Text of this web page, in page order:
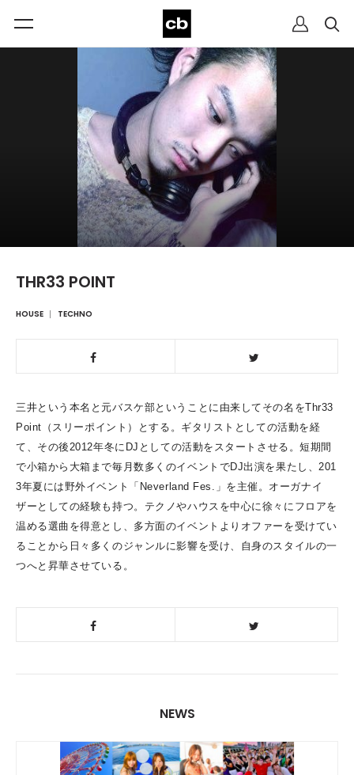
THR33 POINT
HOUSE TECHNO
三井という本名と元バスケ部ということに由来してその名をThr33
Point（スリーポイント）とする。 ギタリストとしての活動を経
て、 その後2012年冬にDJとしての活動をスタートさせる。短期間
で小箱から大箱まで毎月数多くのイベントでDJ出演を果た し、201
3年夏には野外イベント「Neverland Fes.」を主催。オーガナイ
ザーとしての経験も持つ。 テクノやハウスを中心に徐々にフロアを
温める選曲を得意とし、 多方面のイベントよりオファーを受けてい
ることから日々多くのジ ャンルに影響を受け、自身のスタイルの一
つへと昇華させている。
NEWS